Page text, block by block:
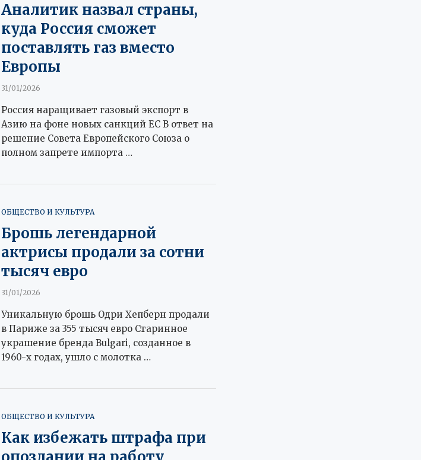
Аналитик назвал страны,
куда Россия сможет
поставлять газ вместо
Европы
31/01/2026
Россия наращивает газовый экспорт в
Азию на фоне новых санкций ЕС В ответ на
решение Совета Европейского Союза о
полном запрете импорта …
ОБЩЕСТВО И КУЛЬТУРА
Брошь легендарной
актрисы продали за сотни
тысяч евро
31/01/2026
Уникальную брошь Одри Хепберн продали
в Париже за 355 тысяч евро Старинное
украшение бренда Bulgari, созданное в
1960-х годах, ушло с молотка …
ОБЩЕСТВО И КУЛЬТУРА
Как избежать штрафа при